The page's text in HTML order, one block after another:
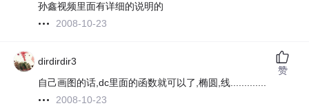
孙鑫视频里面有详细的说明的
2008-10-23
dirdirdir3
自己画图的话,dc里面的函数就可以了,椭圆,线.............
2008-10-23
赞